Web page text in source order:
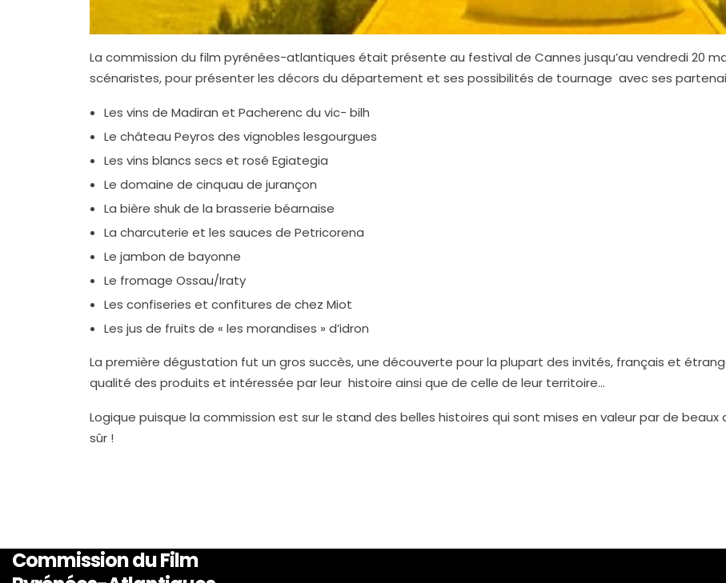
La commission du film pyrénées-atlantiques était présente au festival de Cannes jusqu’au vendredi 20
scénaristes, pour présenter les décors du département et ses possibilités de tournage avec ses
Les vins de Madiran et Pacherenc du vic- bilh
Le château Peyros des vignobles lesgourgues
Les vins blancs secs et rosé Egiategia
Le domaine de cinquau de jurançon
La bière shuk de la brasserie béarnaise
La charcuterie et les sauces de Petricorena
Le jambon de bayonne
Le fromage Ossau/Iraty
Les confiseries et confitures de chez Miot
Les jus de fruits de « les morandises » d’idron
La première dégustation fut un gros succès, une découverte pour la plupart des invités, français et
qualité des produits et intéressée par leur histoire ainsi que de celle de leur territoire…
Logique puisque la commission est sur le stand des belles histoires qui sont mises en valeur par de
sûr !
Commission du Film